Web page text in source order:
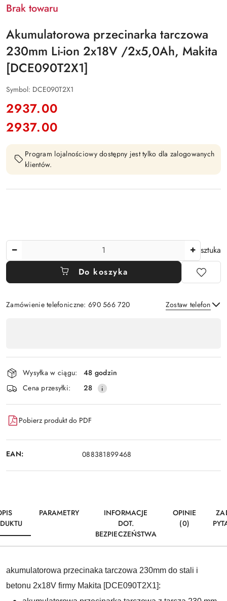
Brak towaru
Akumulatorowa przecinarka tarczowa
230mm Li-ion 2x18V /2x5,0Ah, Makita
[DCE090T2X1]
Symbol: DCE090T2X1
cena:
2937.00
Cena:
2937.00
Program lojalnościowy dostępny jest tylko dla zalogowanych
klientów.
sztuka
Do koszyka
Zamówienie telefoniczne: 690 566 720 Zostaw telefon
płatność
i
dostawa
Wysyłka w ciągu:
48 godzin
Cena przesyłki:
28
Pobierz produkt do PDF
EAN: 088381899468
PARAMETRY
INFORMACJE
DOT.
BEZPIECZEŃSTWA
OPINIE
(0)
akumulatorowa przecinaka tarczowa 230mm do stali i
betonu 2x18V firmy Makita [DCE090T2X1]: